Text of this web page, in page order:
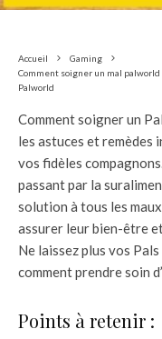
Accueil
Gaming
Comment soigner un mal
Palworld
Comment soigner un
les astuces et remèdes
vos fidèles
passant par la
solution à tous les
assurer leur bien-être
Ne laissez plus vos
comment prendre soin
Points à retenir :